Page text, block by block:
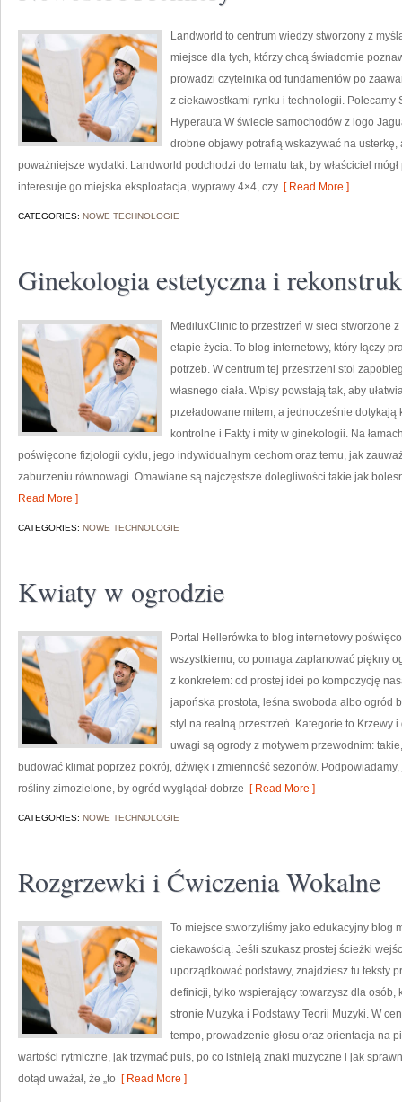
Landworld to centrum wiedzy stworzony z
miejsce dla tych, którzy chcą świadomie
prowadzi czytelnika od fundamentów po
z ciekawostkami rynku i technologii.
Hyperauta W świecie samochodów z logo
drobne objawy potrafią wskazywać na usterkę,
poważniejsze wydatki. Landworld podchodzi do tematu tak, by właściciel
interesuje go miejska eksploatacja, wyprawy 4×4, czy [ Read More ]
CATEGORIES: NOWE TECHNOLOGIE
Ginekologia estetyczna i
MediluxClinic to przestrzeń w sieci stworzone
etapie życia. To blog internetowy, który łączy
potrzeb. W centrum tej przestrzeni stoi
własnego ciała. Wpisy powstają tak, aby
przeładowane mitem, a jednocześnie
kontrolne i Fakty i mity w ginekologii. Na
poświęcone fizjologii cyklu, jego indywidualnym cechom oraz temu, jak
zaburzeniu równowagi. Omawiane są najczęstsze dolegliwości takie jak
Read More ]
CATEGORIES: NOWE TECHNOLOGIE
Kwiaty w ogrodzie
Portal Hellerówka to blog internetowy
wszystkiemu, co pomaga zaplanować piękny
z konkretem: od prostej idei po kompozycję
japońska prostota, leśna swoboda albo ogród
styl na realną przestrzeń. Kategorie to Krzewy
uwagi są ogrody z motywem przewodnim:
budować klimat poprzez pokrój, dźwięk i zmienność sezonów.
rośliny zimozielone, by ogród wyglądał dobrze [ Read More ]
CATEGORIES: NOWE TECHNOLOGIE
Rozgrzewki i Ćwiczenia Wokalne
To miejsce stworzyliśmy jako edukacyjny blog
ciekawością. Jeśli szukasz prostej ścieżki
uporządkować podstawy, znajdziesz tu teksty
definicji, tylko wspierający towarzysz dla osób,
stronie Muzyka i Podstawy Teorii Muzyki. W
tempo, prowadzenie głosu oraz orientacja na
wartości rytmiczne, jak trzymać puls, po co istnieją znaki muzyczne i jak
dotąd uważał, że „to [ Read More ]